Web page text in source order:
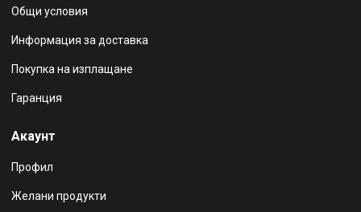
Общи условия
Информация за доставка
Покупка на изплащане
Гаранция
Акаунт
Профил
Желани продукти